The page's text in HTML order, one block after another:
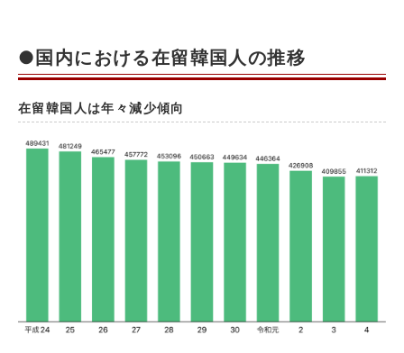
●国内における在留韓国人の推移
在留韓国人は年々減少傾向